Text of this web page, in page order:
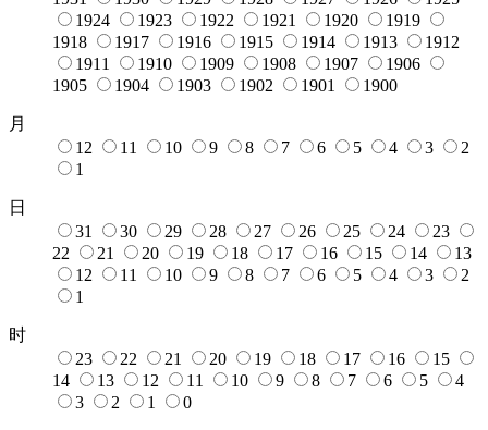
1924
1923 1922 1921 1920
1919
1918
1917 1916 1915 1914 1913
1912
1911
1910 1909 1908 1907
1906
1905
1904 1903 1902 1901 1900
月
12
11 10 9 8 7 6 5 4 3
2
1
日
31
30 29 28 27 26 25 24
23
22
21 20 19 18 17 16 15 14
13
12
11 10 9 8 7 6 5 4 3
2
1
时
23
22 21 20 19 18 17 16
15
14
13 12 11 10 9 8 7 6 5
4
3
2 1 0